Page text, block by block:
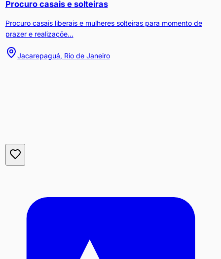
Procuro casais e solteiras
Procuro casais liberais e mulheres solteiras para momento de
prazer e realizaçõe...
Jacarepaguá, Rio de Janeiro